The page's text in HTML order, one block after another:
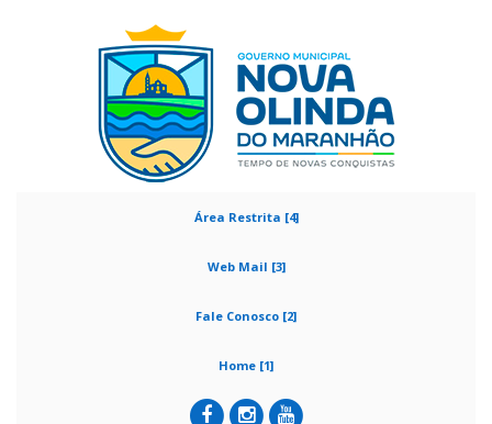
Área Restrita [4]
Web Mail [3]
Fale Conosco [2]
Home [1]